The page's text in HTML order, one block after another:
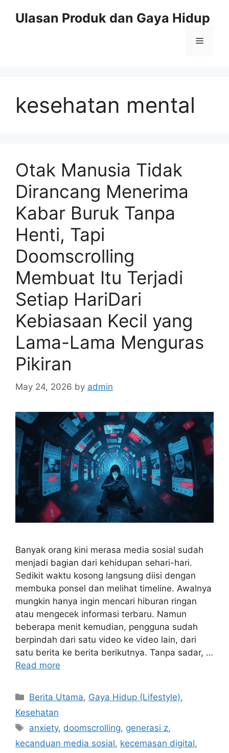
Ulasan Produk dan Gaya Hidup
Menu
kesehatan mental
Otak Manusia Tidak
Dirancang Menerima
Kabar Buruk Tanpa
Henti, Tapi
Doomscrolling
Membuat Itu Terjadi
Setiap HariDari
Kebiasaan Kecil yang
Lama-Lama Menguras
Pikiran
May 24, 2026 by admin
Banyak orang kini merasa media sosial sudah
menjadi bagian dari kehidupan sehari-hari.
Sedikit waktu kosong langsung diisi dengan
membuka ponsel dan melihat timeline. Awalnya
mungkin hanya ingin mencari hiburan ringan
atau mengecek informasi terbaru. Namun
beberapa menit kemudian, pengguna sudah
berpindah dari satu video ke video lain, dari
satu berita ke berita berikutnya. Tanpa sadar, …
Read more
C
a
e
g
Berita Utama, Gaya Hidup (Lifestyle),
Kesehatan
T
a
anxiety, doomscrolling, generasi z,
kecanduan media sosial, kecemasan digital,